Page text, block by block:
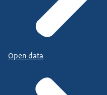
Open data